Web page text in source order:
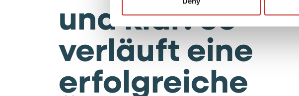
und klar: So
verläuft eine
erfolgreiche